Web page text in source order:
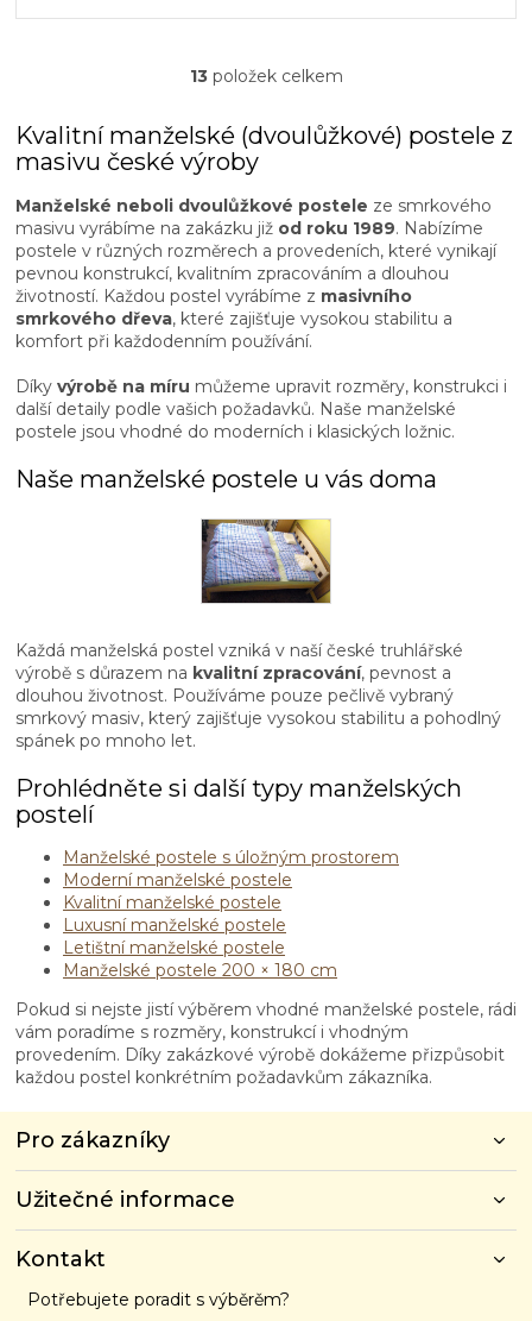
O
l
a
c
í
p
r
v
k
v
ý
p
s
u
13položek celkem
Kvalitní manželské (dvoulůžkové) postele z
masivu české výroby
Manželské neboli dvoulůžkové postele ze smrkového
masivu vyrábíme na zakázku již od roku 1989. Nabízíme
postele v různých rozměrech a provedeních, které vynikají
pevnou konstrukcí, kvalitním zpracováním a dlouhou
životností. Každou postel vyrábíme z masivního
smrkového dřeva, které zajišťuje vysokou stabilitu a
komfort při každodenním používání.
Díky výrobě na míru můžeme upravit rozměry, konstrukci i
další detaily podle vašich požadavků. Naše manželské
postele jsou vhodné do moderních i klasických ložnic.
Naše manželské postele u vás doma
Každá manželská postel vzniká v naší české truhlářské
výrobě s důrazem na kvalitní zpracování, pevnost a
dlouhou životnost. Používáme pouze pečlivě vybraný
smrkový masiv, který zajišťuje vysokou stabilitu a pohodlný
spánek po mnoho let.
Prohlédněte si další typy manželských
postelí
Manželské postele s úložným prostorem
Moderní manželské postele
Kvalitní manželské postele
Luxusní manželské postele
Letištní manželské postele
Manželské postele 200 × 180 cm
Pokud si nejste jistí výběrem vhodné manželské postele, rádi
vám poradíme s rozměry, konstrukcí i vhodným
provedením. Díky zakázkové výrobě dokážeme přizpůsobit
každou postel konkrétním požadavkům zákazníka.
Pro zákazníky
Užitečné informace
Kontakt
Potřebujete poradit s výběrěm?